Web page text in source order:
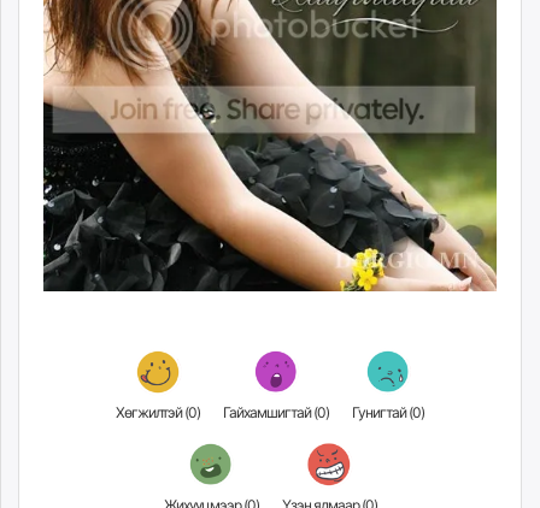
Хөгжилтэй (0) Гайхамшигтай (0) Гунигтай (0)